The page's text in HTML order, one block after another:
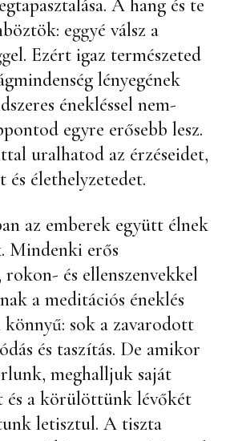
A hang és te
eggyé válsz a
Ezért igaz természeted
lényegének
énekléssel nem-
egyre erősebb lesz.
uralhatod az érzéseidet,
élethelyzetedet.
az emberek együtt élnek
Mindenki erős
rokon- és ellenszenvekkel
a meditációs éneklés
könnyű: sok a zavarodott
és taszítás. De amikor
meghalljuk saját
és a körülöttünk lévőkét
letisztul. A tiszta